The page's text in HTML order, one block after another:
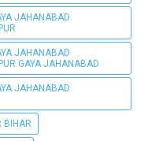
JAHANABAD
JAHANABAD
GAYA JAHANABAD
JAHANABAD
BIHAR